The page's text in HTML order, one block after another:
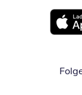
Öffnet